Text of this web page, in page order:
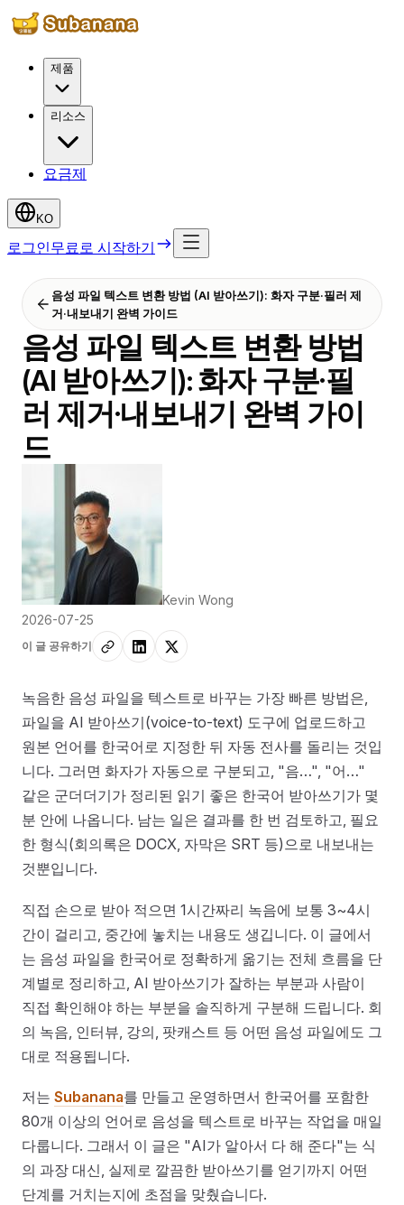
제품
리소스
요금제
KO
로그인무료로 시작하기
음성 파일 텍스트 변환 방법 (AI 받아쓰기): 화자 구분·필러 제
거·내보내기 완벽 가이드
음성 파일 텍스트 변환 방법
(AI 받아쓰기): 화자 구분·필
러 제거·내보내기 완벽 가이
드
Kevin Wong
2026-07-25
이 글 공유하기
녹음한 음성 파일을 텍스트로 바꾸는 가장 빠른 방법은,
파일을 AI 받아쓰기(voice-to-text) 도구에 업로드하고
원본 언어를 한국어로 지정한 뒤 자동 전사를 돌리는 것입
니다. 그러면 화자가 자동으로 구분되고, "음…", "어…"
같은 군더더기가 정리된 읽기 좋은 한국어 받아쓰기가 몇
분 안에 나옵니다. 남는 일은 결과를 한 번 검토하고, 필요
한 형식(회의록은 DOCX, 자막은 SRT 등)으로 내보내는
것뿐입니다.
직접 손으로 받아 적으면 1시간짜리 녹음에 보통 3~4시
간이 걸리고, 중간에 놓치는 내용도 생깁니다. 이 글에서
는 음성 파일을 한국어로 정확하게 옮기는 전체 흐름을 단
계별로 정리하고, AI 받아쓰기가 잘하는 부분과 사람이
직접 확인해야 하는 부분을 솔직하게 구분해 드립니다. 회
의 녹음, 인터뷰, 강의, 팟캐스트 등 어떤 음성 파일에도 그
대로 적용됩니다.
저는 Subanana를 만들고 운영하면서 한국어를 포함한
80개 이상의 언어로 음성을 텍스트로 바꾸는 작업을 매일
다룹니다. 그래서 이 글은 "AI가 알아서 다 해 준다"는 식
의 과장 대신, 실제로 깔끔한 받아쓰기를 얻기까지 어떤
단계를 거치는지에 초점을 맞췄습니다.